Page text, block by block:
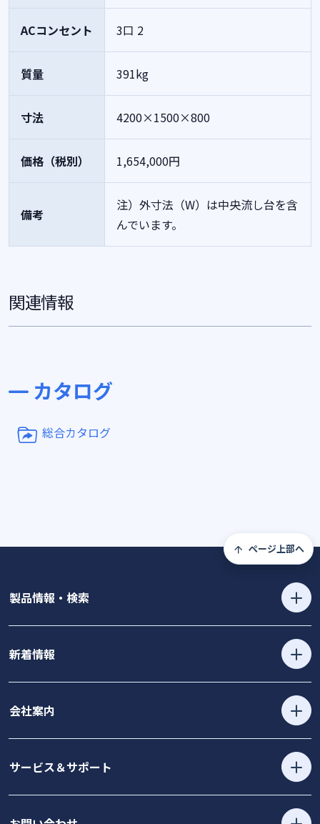
ACコンセント 3口 2
質量 391kg
寸法 4200×1500×800
価格（税別） 1,654,000円
備考
注）外寸法（W）は中央流し台を含
んでいます。
関連情報
カタログ
総合カタログ
ページ上部へ
製品情報・検索
新着情報
会社案内
サービス＆サポート